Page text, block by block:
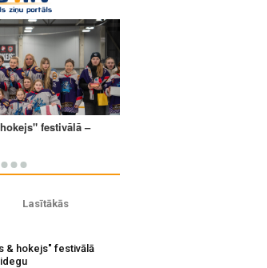
Lasītākās
& hokejs" festivālā